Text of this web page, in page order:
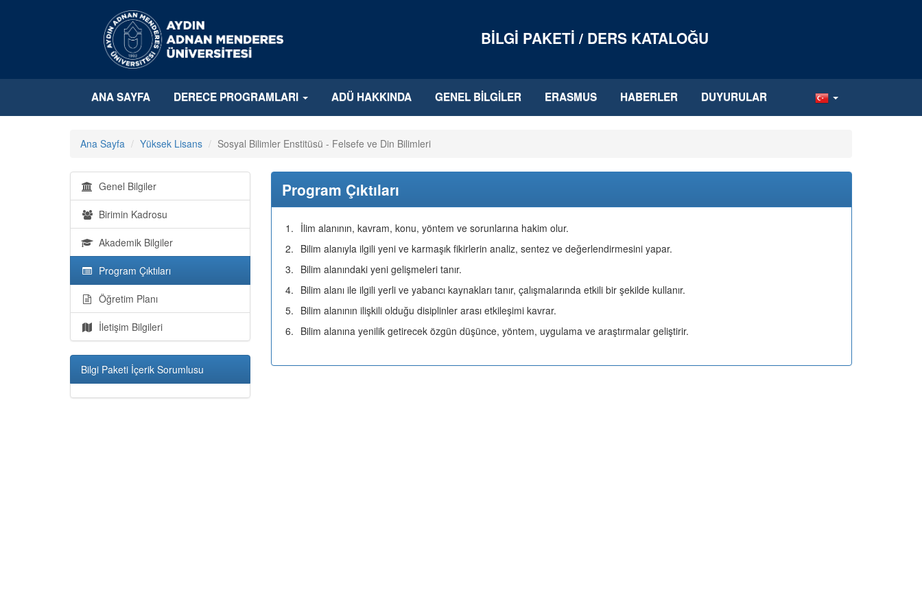
BILGI PAKETI / DERS KATALOĞU
ANA SAYFA DERECE PROGRAMLARI ADÜ HAKKINDA GENEL BILGILER ERASMUS HABERLER DUYURULAR
Ana Sayfa Yüksek Lisans Sosyal Bilimler Enstitüsü - Felsefe ve Din Bilimleri
Genel Bilgiler
Birimin Kadrosu
Akademik Bilgiler
Program Çıktıları
Öğretim Planı
İletişim Bilgileri
Bilgi Paketi İçerik Sorumlusu
Program Çıktıları
1. İlim alanının, kavram, konu, yöntem ve sorunlarına hakim olur.
2. Bilim alanıyla ilgili yeni ve karmaşık fikirlerin analiz, sentez ve değerlendirmesini yapar.
3. Bilim alanındaki yeni gelişmeleri tanır.
4. Bilim alanı ile ilgili yerli ve yabancı kaynakları tanır, çalışmalarında etkili bir şekilde kullanır.
5. Bilim alanının ilişkili olduğu disiplinler arası etkileşimi kavrar.
6. Bilim alanına yenilik getirecek özgün düşünce, yöntem, uygulama ve araştırmalar geliştirir.